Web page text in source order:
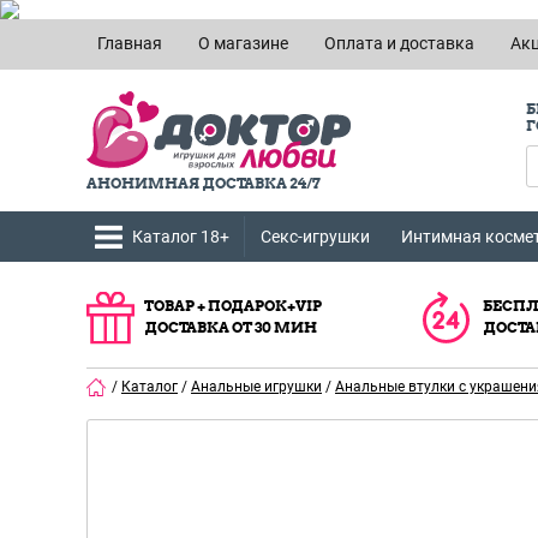
Главная О магазине Оплата и доставка
АНОНИМНАЯ ДОСТАВКА 24/7
Каталог 18+ Секс-игрушки Интимная
ТОВАР + ПОДАРОК+VIP
ДОСТАВКА ОТ 30 МИН
/ Каталог / Анальные игрушки / Анальные втулки с